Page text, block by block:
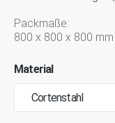
Packmaße:
800 x 800 x 800
Material